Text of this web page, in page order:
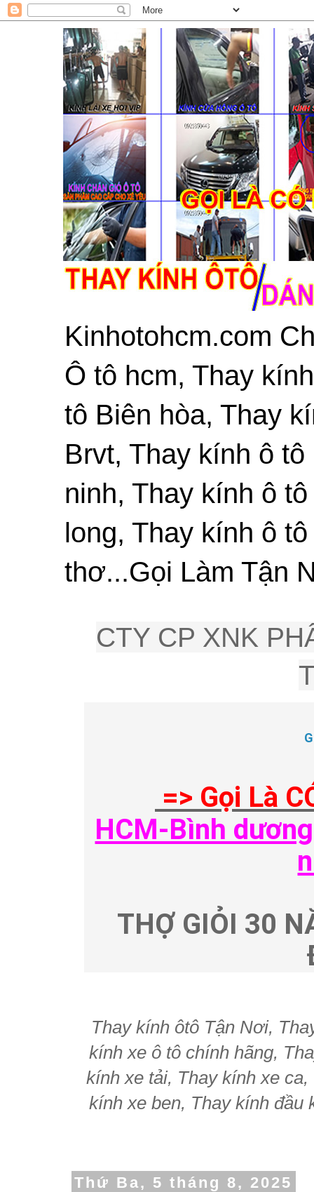
Kinhotohcm.com
Ô tô hcm, Thay
tô Biên hòa, Thay
Brvt, Thay kính ô
ninh, Thay kính ô
long, Thay kính ô
thơ...Gọi Làm Tận
CTY CP XNK
=> Gọi Là
HCM-Bình
THỢ GIỎI 30
Thay kính ôtô Tận Nơi,
kính xe ô tô chính hãng,
kính xe tải, Thay kính xe
kính xe ben, Thay kính đầu
Thứ Ba, 5 tháng 8, 2025